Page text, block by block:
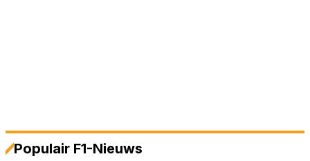
Populair F1-Nieuws